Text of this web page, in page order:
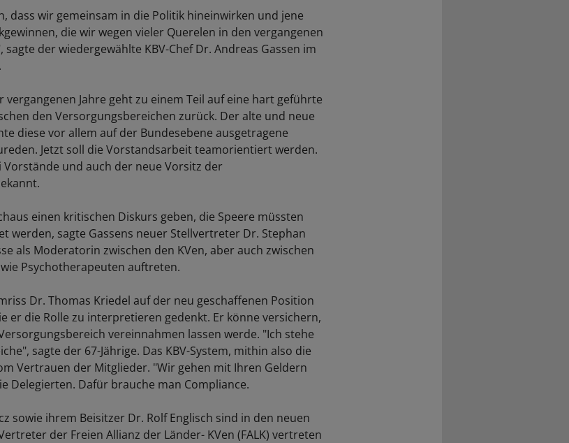
dass wir gemeinsam in die Politik hineinwirken und jene
die wir wegen vieler Querelen in den vergangenen
der wiedergewählte KBV-Chef Dr. Andreas Gassen im
vergangenen Jahre geht zu einem Teil auf eine hart geführte
den Versorgungsbereichen zurück. Der alte und neue
diese vor allem auf der Bundesebene ausgetragene
Jetzt soll die Vorstandsarbeit teamorientiert werden.
Vorstände und auch der neue Vorsitz der
einen kritischen Diskurs geben, die Speere müssten
werden, sagte Gassens neuer Stellvertreter Dr. Stephan
als Moderatorin zwischen den KVen, aber auch zwischen
Psychotherapeuten auftreten.
Dr. Thomas Kriedel auf der neu geschaffenen Position
er die Rolle zu interpretieren gedenkt. Er könne versichern,
vereinnahmen lassen werde. "Ich stehe
sagte der 67-Jährige. Das KBV-System, mithin also die
Vertrauen der Mitglieder. "Wir gehen mit Ihren Geldern
Delegierten. Dafür brauche man Compliance.
sowie ihrem Beisitzer Dr. Rolf Englisch sind in den neuen
der Freien Allianz der Länder- KVen (FALK) vertreten